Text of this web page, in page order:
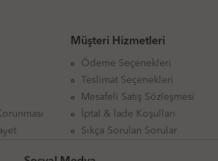
Müşteri Hizmetleri
Ödeme Seçenekleri
Teslimat Seçenekleri
Mesafeli Satış Sözleşmesi
İptal & İade Koşulları
Sıkça Sorulan Sorular